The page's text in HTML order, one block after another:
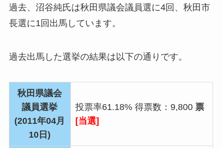
過去、沼谷純氏は秋田県議会議員選に4回、秋田市
長選に1回出馬しています。
過去出馬した選挙の結果は以下の通りです。
秋田県議会
議員選挙
(2011年04月
10日)
投票率61.18% 得票数： 9,800票
[当選]